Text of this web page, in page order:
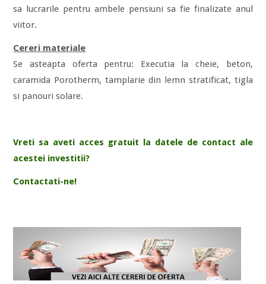
sa lucrarile pentru ambele pensiuni sa fie finalizate anul
viitor.
Cereri materiale
Se asteapta oferta pentru: Executia la cheie, beton,
caramida Porotherm, tamplarie din lemn stratificat, tigla
si panouri solare.
Vreti sa aveti acces gratuit la datele de contact ale
acestei investitii?
Contactati-ne!